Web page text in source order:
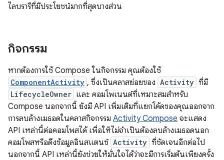
ไลบรารีที่มีประโยชน์มากที่สุดบางส่วน
กิจกรรม
หากต้องการใช้ Compose ในกิจกรรม คุณต้องใช้
ComponentActivity , ซึ่งเป็นคลาสย่อยของ Activity ที่มี
LifecycleOwner และ คอมโพเนนต์ที่เหมาะสมสำหรับ
Compose นอกจากนี้ ยังมี API เพิ่มเติมที่แยกโค้ดของคุณออกจาก
การลบล้างเมธอดในคลาสกิจกรรม Activity Compose จะแสดง
API เหล่านี้ต่อคอมโพสได้ เพื่อให้ไม่จำเป็นต้องลบล้างเมธอดนอก
คอมโพสหรือดึงข้อมูลอินสแตนซ์ Activity ที่ชัดเจนอีกต่อไป
นอกจากนี้ API เหล่านี้ยังช่วยให้มั่นใจได้ว่าจะมีการเริ่มต้นเพียงครั้ง